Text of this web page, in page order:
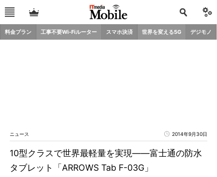
料金プラン 工事不要Wi-Fiルーター スマホ決済 世界を変える5G デジモノ
ニュース 2014年9月30日
10型クラスで世界最軽量を実現――富士通の防水
タブレット「ARROWS Tab F-03G」